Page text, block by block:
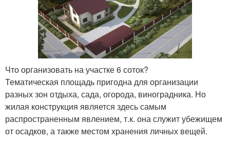
Что организовать на участке 6 соток?
Тематическая площадь пригодна для организации
разных зон отдыха, сада, огорода, виноградника. Но
жилая конструкция является здесь самым
распространенным явлением, т.к. она служит убежищем
от осадков, а также местом хранения личных вещей.